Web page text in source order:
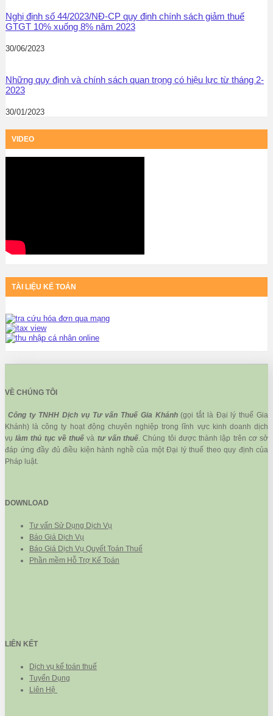
Nghị định số 44/2023/NĐ-CP quy định chính sách giảm thuế
GTGT 10% xuống 8% năm 2023
30/06/2023
Những quy định và chính sách quan trọng có hiệu lực từ tháng 2-
2023
30/01/2023
VIDEO
TÀI LIỆU KẾ TOÁN
VỀ CHÚNG TÔI
Công ty TNHH Dịch vụ Tư vấn Thuế Gia Khánh(gọi tắt là Đại lý thuế Gia
Khánh) là công ty hoạt động chuyên nghiệp trong lĩnh vực kinh doanh dịch
vụlàm thủ tục về thuế và tư vấn thuế . Chúng tôi được thành lập trên cơ sở
đáp ứng đầy đủ điều kiện hành nghề của một Đại lý thuế theo quy định của
Pháp luật.
DOWNLOAD
Tư vấn Sử Dụng Dịch Vụ
Báo Giá Dịch Vụ
Báo Giá Dịch Vụ Quyết Toán Thuế
Phần mềm Hỗ Trợ Kế Toán
LIÊN KẾT
Dịch vụ kế toán thuế
Tuyển Dụng
Liên Hệ